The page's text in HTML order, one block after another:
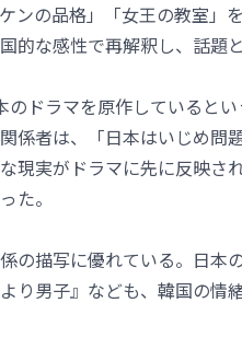
ンの品格」「女王の教室」
的な感性で再解釈し、話題
ドラマを原作していると
係者は、「日本はいじめ問
現実がドラマに先に反映さ
た。
の描写に優れている。日本
り男子』なども、韓国の情